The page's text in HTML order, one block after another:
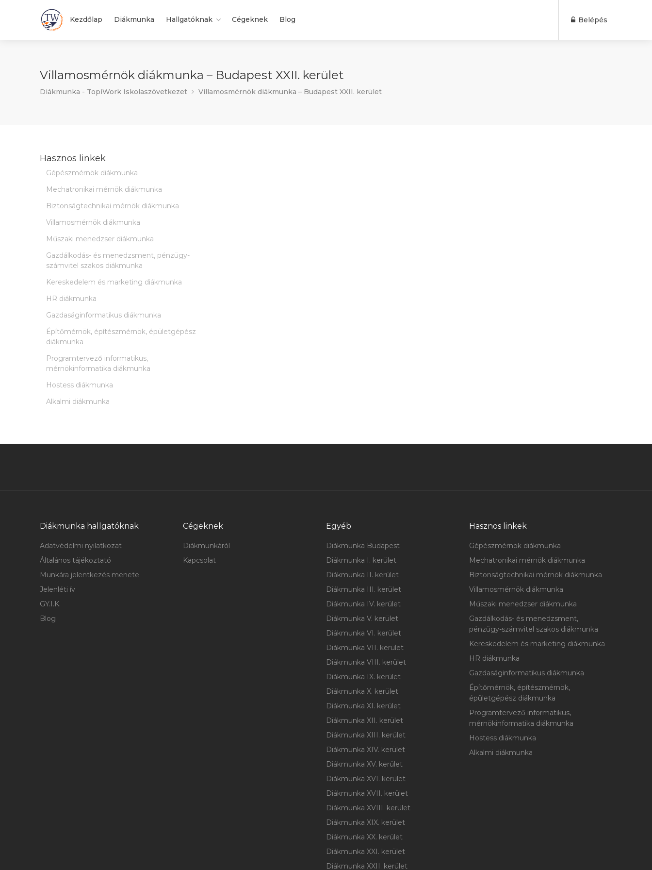
Kezdőlap Diákmunka Hallgatóknak Cégeknek Blog Belépés
Villamosmérnök diákmunka – Budapest XXII. kerület
Diákmunka - TopiWork Iskolaszövetkezet Villamosmérnök diákmunka – Budapest XXII. kerület
Hasznos linkek
Gépészmérnök diákmunka
Mechatronikai mérnök diákmunka
Biztonságtechnikai mérnök diákmunka
Villamosmérnök diákmunka
Műszaki menedzser diákmunka
Gazdálkodás- és menedzsment, pénzügy-
számvitel szakos diákmunka
Kereskedelem és marketing diákmunka
HR diákmunka
Gazdaságinformatikus diákmunka
Építőmérnök, építészmérnök, épületgépész
diákmunka
Programtervező informatikus,
mérnökinformatika diákmunka
Hostess diákmunka
Alkalmi diákmunka
Diákmunka hallgatóknak
Adatvédelmi nyilatkozat
Általános tájékoztató
Munkára jelentkezés menete
Jelenléti ív
GY.I.K.
Blog
Cégeknek
Diákmunkáról
Kapcsolat
Egyéb
Diákmunka Budapest
Diákmunka I. kerület
Diákmunka II. kerület
Diákmunka III. kerület
Diákmunka IV. kerület
Diákmunka V. kerület
Diákmunka VI. kerület
Diákmunka VII. kerület
Diákmunka VIII. kerület
Diákmunka IX. kerület
Diákmunka X. kerület
Diákmunka XI. kerület
Diákmunka XII. kerület
Diákmunka XIII. kerület
Diákmunka XIV. kerület
Diákmunka XV. kerület
Diákmunka XVI. kerület
Diákmunka XVII. kerület
Diákmunka XVIII. kerület
Diákmunka XIX. kerület
Diákmunka XX. kerület
Diákmunka XXI. kerület
Diákmunka XXII. kerület
Hasznos linkek
Gépészmérnök diákmunka
Mechatronikai mérnök diákmunka
Biztonságtechnikai mérnök diákmunka
Villamosmérnök diákmunka
Műszaki menedzser diákmunka
Gazdálkodás- és menedzsment,
pénzügy-számvitel szakos diákmunka
Kereskedelem és marketing diákmunka
HR diákmunka
Gazdaságinformatikus diákmunka
Építőmérnök, építészmérnök,
épületgépész diákmunka
Programtervező informatikus,
mérnökinformatika diákmunka
Hostess diákmunka
Alkalmi diákmunka